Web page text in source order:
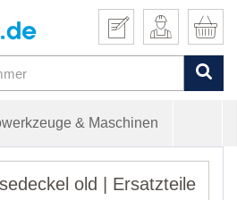
& Maschinen
old | Ersatzteile